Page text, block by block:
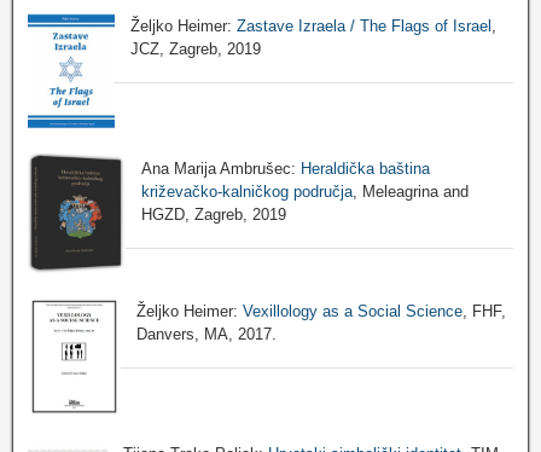
Željko Heimer:Zastave Izraela / The Flags of Israel
JCZ, Zagreb, 2019
Ana Marija Ambrušec: Heraldička baština
križevačko-kalničkog područja, Meleagrina and
HGZD, Zagreb, 2019
Željko Heimer:Vexillology as a Social Science , FHF,
Danvers, MA, 2017.